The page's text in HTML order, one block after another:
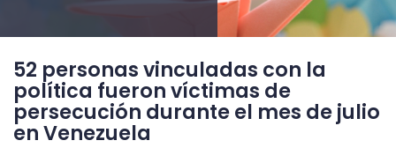
52 personas vinculadas con la
política fueron víctimas de
persecución durante el mes de julio
en Venezuela